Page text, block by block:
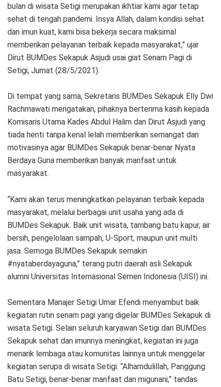
bulan di wisata Setigi merupakan ikhtiar kami agar tetap
sehat di tengah pandemi. Insya Allah, dalam kondisi sehat
dan imun kuat, kami bisa bekerja secara maksimal
memberikan pelayanan terbaik kepada masyarakat,” ujar
Dirut BUMDes Sekapuk Asjudi usai giat Senam Pagi di
Setigi, Jumat (28/5/2021).
Di tempat yang sama, Sekretaris BUMDes Sekapuk Elly Dwi
Rachmawati mengatakan, pihaknya berterima kasih kepada
Komisaris Utama Kades Abdul Halim dan Dirut Asjudi yang
tiada henti tanpa kenal lelah memberikan semangat dan
motivasinya agar BUMDes Sekapuk benar-benar Nyata
Berdaya Guna memberikan banyak manfaat untuk
masyarakat.
“Kami akan terus meningkatkan pelayanan terbaik kepada
masyarakat, melalui berbagai unit usaha yang ada di
BUMDes Sekapuk. Baik unit wisata, tambang batu kapur, air
bersih, pengelolaan sampah, U-Sport, maupun unit multi
jasa. Semoga BUMDes Sekapuk semakin
#nyataberdayaguna,” terang putri daerah asli Sekapuk
alumni Universitas Internasional Semen Indonesia (UISI) ini.
Sementara Manajer Setigi Umar Efendi menyambut baik
kegiatan rutin senam pagi yang digelar BUMDes Sekapuk di
wisata Setigi. Selain seluruh karyawan Setigi dan BUMDes
Sekapuk sehat dan imunnya meningkat, kegiatan ini juga
menarik lembaga atau komunitas lainnya untuk menggelar
kegiatan serupa di wisata Setigi. “Alhamdulillah, Panggung
Batu Setigi, benar-benar manfaat dan migunani,” tandas